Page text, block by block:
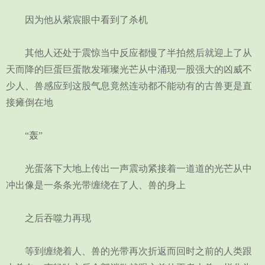
因为他从紫宸眼中看到了杀机
其他人还处于震惊当中反应都慢了半拍然后就迎上了从
天而降的巨蛋巨蛋散发璀璨光芒从中涌现一股强大的凶威不
少人、兽感应到这股气息竟然连动都不能动有的古兽更是直
接瘫倒在地
“轰”
光蛋落下大地上传出一声震动紧接着一道道的光芒从中
冲出像是一条条光带缠绕在了人、兽的身上
之后吞噬力再现
等到缠绕着人、兽的光带再次折返而回时之前的人类跟